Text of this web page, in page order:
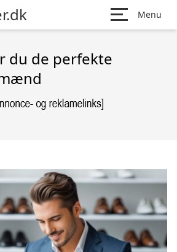
Menu
du de perfekte